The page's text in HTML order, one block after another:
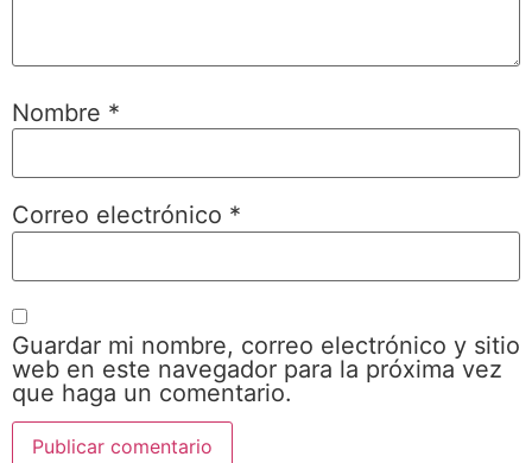
Nombre *
Correo electrónico *
Guardar mi nombre, correo electrónico y sitio
web en este navegador para la próxima vez
que haga un comentario.